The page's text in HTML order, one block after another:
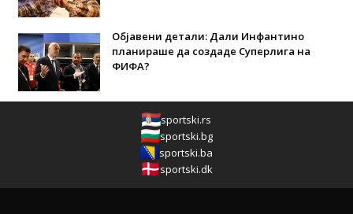
Објавени детали: Дали Инфантино
планираше да создаде Суперлига на
ФИФА?
sportski.rs
sportski.bg
sportski.ba
sportski.dk